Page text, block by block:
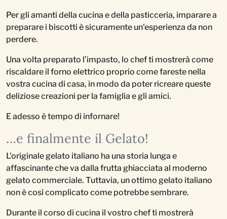
Per gli amanti della cucina e della pasticceria, imparare a
preparare i biscotti è sicuramente un'esperienza da non
perdere.
Una volta preparato l’impasto, lo chef ti mostrerà come
riscaldare il forno elettrico proprio come fareste nella
vostra cucina di casa, in modo da poter ricreare queste
deliziose creazioni per la famiglia e gli amici.
E adesso è tempo di infornare!
…e finalmente il Gelato!
L'originale gelato italiano ha una storia lunga e
affascinante che va dalla frutta ghiacciata al moderno
gelato commerciale. Tuttavia, un ottimo gelato italiano
non è così complicato come potrebbe sembrare.
Durante il corso di cucina il vostro chef ti mostrerà